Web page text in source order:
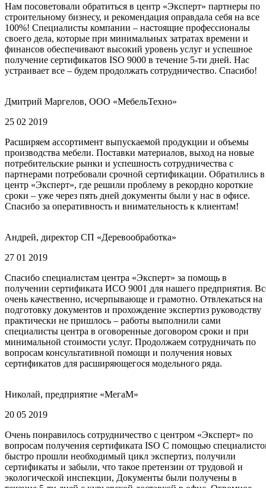
Нам посоветовали обратиться в центр «Эксперт» партнеры по
строительному бизнесу, и рекомендация оправдала себя на все
100%! Специалисты компании – настоящие профессионалы
своего дела, которые при минимальных затратах времени и
финансов обеспечивают высокий уровень услуг и успешное
получение сертификатов ISO 9000 в течение 5-ти дней. Нас
устраивает все – будем продолжать сотрудничество. Спасибо!
Дмитрий Маргелов, ООО «МебельТехно»
25 02 2019
Расширяем ассортимент выпускаемой продукции и объемы
производства мебели. Поставки материалов, выход на новые
потребительские рынки и успешность сотрудничества с
партнерами потребовали срочной сертификации. Обратились в
центр «Эксперт», где решили проблему в рекордно короткие
сроки – уже через пять дней документы были у нас в офисе.
Спасибо за оперативность и внимательность к клиентам!
Андрей, директор СП «Деревообработка»
27 01 2019
Спасибо специалистам центра «Эксперт» за помощь в
получении сертификата ИСО 9001 для нашего предприятия.
очень качественно, исчерпывающе и грамотно. Отвлекаться на
подготовку документов и прохождение экспертиз руководству
практически не пришлось – работы выполнили сами
специалисты центра в оговоренные договором сроки и при
минимальной стоимости услуг. Продолжаем сотрудничать по
вопросам консультативной помощи и получения новых
сертификатов для расширяющегося модельного ряда.
Николай, предприятие «МегаМ»
20 05 2019
Очень понравилось сотрудничество с центром «Эксперт» по
вопросам получения сертификата ISO С помощью
быстро прошли необходимый цикл экспертиз, получили
сертификаты и забыли, что такое претензии от трудовой и
экологической инспекции, Документы были получены в